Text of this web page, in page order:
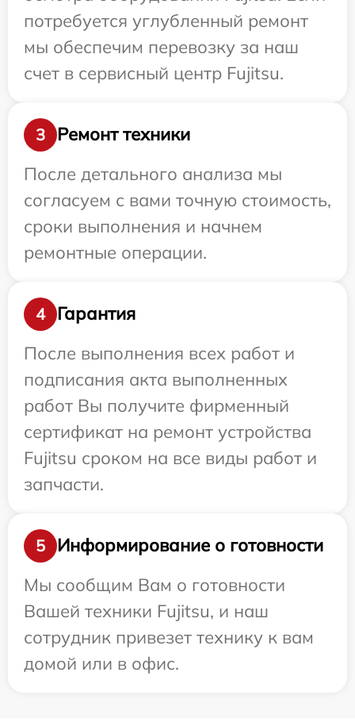
потребуется углубленный ремонт
мы обеспечим перевозку за наш
счет в сервисный центр Fujitsu.
3
Ремонт техники
После детального анализа мы
согласуем с вами точную стоимость,
сроки выполнения и начнем
ремонтные операции.
4
Гарантия
После выполнения всех работ и
подписания акта выполненных
работ Вы получите фирменный
сертификат на ремонт устройства
Fujitsu сроком на все виды работ и
запчасти.
5
Информирование о готовности
Мы сообщим Вам о готовности
Вашей техники Fujitsu, и наш
сотрудник привезет технику к вам
домой или в офис.